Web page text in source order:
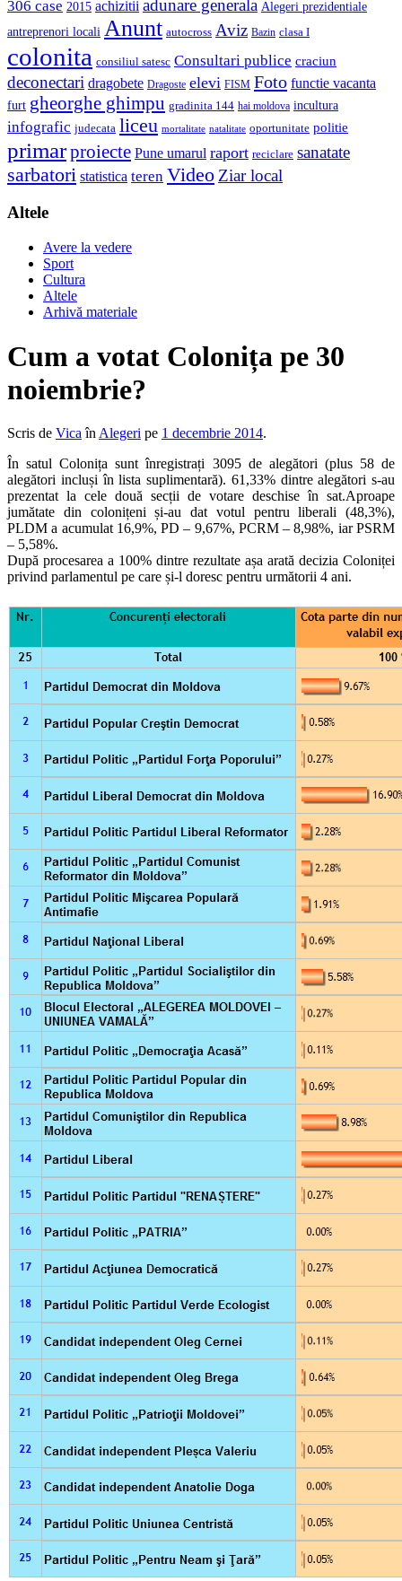
306 case 2015 achizitii adunare generala Alegeri prezidentiale
antreprenori locali Anunt autocross Aviz Bazin clasa I
colonita consiliul satesc Consultari publice craciun
deconectari dragobete Dragoste elevi FISM Foto functie vacanta
furt gheorghe ghimpu gradinita 144 hai moldova incultura
infografic judecata liceu mortalitate natalitate oportunitate politie
primarproiecte Pune umarul raport reciclare sanatate
sarbatori statistica teren Video Ziar local
Altele
Avere la vedere
Sport
Cultura
Altele
Arhivă materiale
Cum a votat Colonița pe 30
noiembrie?
Scris de Vica în Alegeri pe 1 decembrie 2014.
În satul Colonița sunt înregistrați 3095 de alegători (plus 58 de
alegători incluși în lista suplimentară). 61,33% dintre alegători s-au
prezentat la cele două secții de votare deschise în sat.Aproape
jumătate din colonițeni și-au dat votul pentru liberali (48,3%),
PLDM a acumulat 16,9%, PD – 9,67%, PCRM – 8,98%, iar PSRM
– 5,58%.
După procesarea a 100% dintre rezultate așa arată decizia Coloniței
privind parlamentul pe care și-l doresc pentru următorii 4 ani.